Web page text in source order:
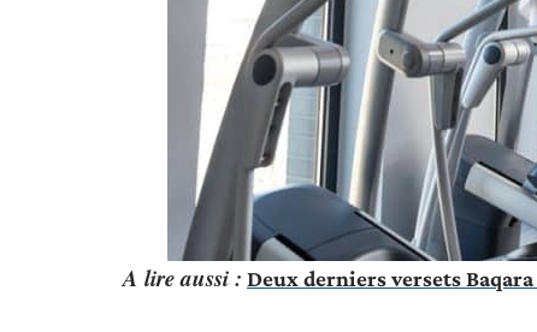
A lire aussi : Deux derniers versets